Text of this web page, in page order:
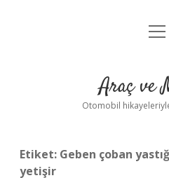
Yasal
Araç ve
Otomobil
Etiket: Geben çoban
yetişir